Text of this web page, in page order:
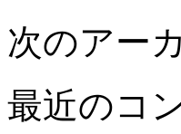
次のアー
最近のコ